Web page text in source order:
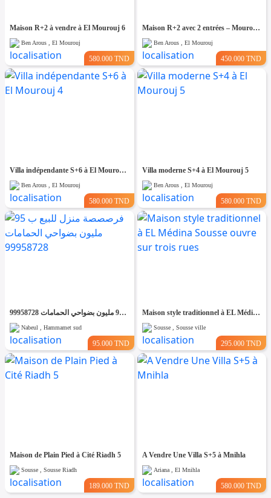
Maison R+2 à vendre à El Mourouj 6
Ben Arous , El Mourouj
580.000 TND
Maison R+2 avec 2 entrées – Mourouj 4
Ben Arous , El Mourouj
450.000 TND
Villa indépendante S+6 à El Mourouj 4
Ben Arous , El Mourouj
580.000 TND
Villa moderne S+4 à El Mourouj 5
Ben Arous , El Mourouj
580.000 TND
فرصصصة منزل للبيع ب 95 مليون بضواحي الحمامات 99958728
Nabeul , Hammamet sud
95.000 TND
Maison style traditionnel à EL Médina Sousse ouvre sur trois rues
Sousse , Sousse ville
295.000 TND
Maison de Plain Pied à Cité Riadh 5
Sousse , Sousse Riadh
189.000 TND
A Vendre Une Villa S+5 à Mnihla
Ariana , El Mnihla
580.000 TND